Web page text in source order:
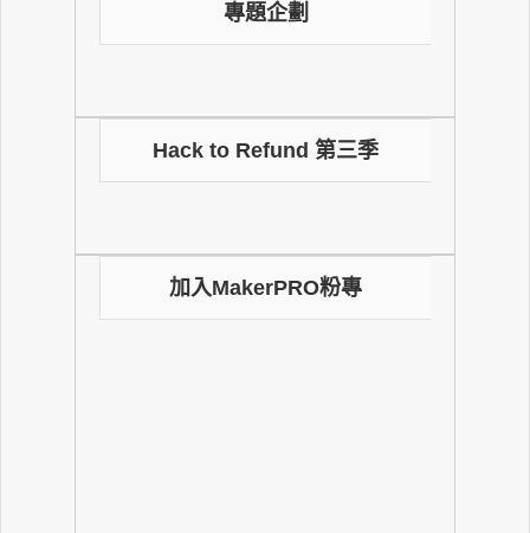
專題企劃
Hack to Refund 第三季
加入MakerPRO粉專